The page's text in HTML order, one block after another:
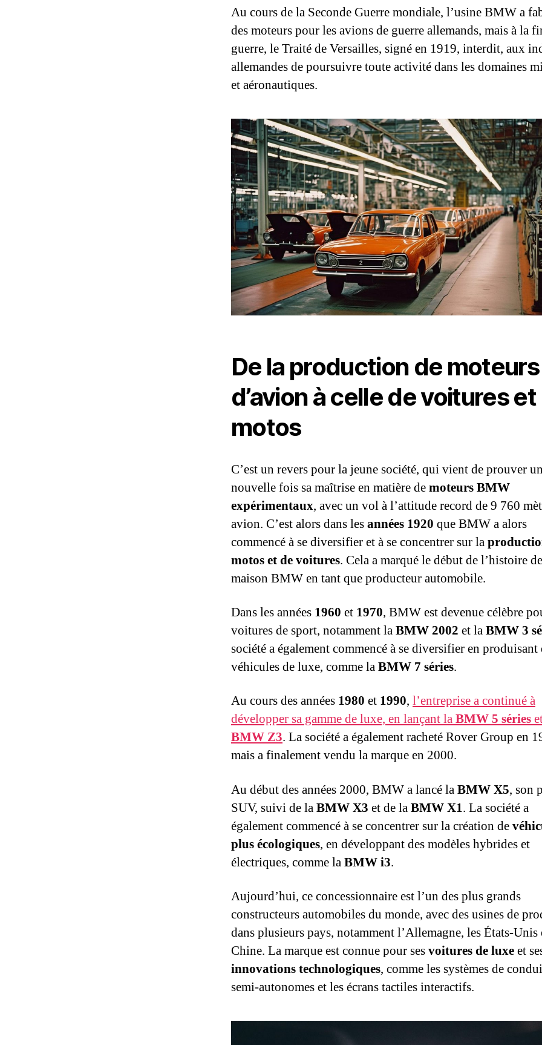
Au cours de la Seconde Guerre mondiale, l’usine BMW a
des moteurs pour les avions de guerre allemands, mais à la
guerre, le Traité de Versailles, signé en 1919, interdit, aux
allemandes de poursuivre toute activité dans les domaines
et aéronautiques.
De la production de moteurs
d’avion à celle de voitures et
motos
C’est un revers pour la jeune société, qui vient de prouver
nouvelle fois sa maîtrise en matière demoteurs BMW
expérimentaux, avec un vol à l’attitude record de 9 760
avion. C’est alors dans lesannées 1920 que BMW a alors
commencé à se diversifier et à se concentrer sur la
motos et de voitures. Cela a marqué le début de l’histoire
maison BMW en tant que producteur automobile.
Dans les années 1960 et 1970, BMW est devenue célèbre
voitures de sport, notamment laBMW 2002 et laBMW 3
société a également commencé à se diversifier en produisant
véhicules de luxe, comme laBMW 7 séries.
Au cours des années 1980 et 1990, l’entreprise a continué à
développer sa gamme de luxe, en lançant laBMW 5 séries
BMW Z3. La société a également racheté Rover Group en
mais a finalement vendu la marque en 2000.
Au début des années 2000, BMW a lancé laBMW X5, son
SUV, suivi de laBMW X3 et de laBMW X1. La société a
également commencé à se concentrer sur la création de
plus écologiques, en développant des modèles hybrides et
électriques, comme laBMW i3.
Aujourd’hui, ce concessionnaire est l’un des plus grands
constructeurs automobiles du monde, avec des usines de
dans plusieurs pays, notamment l’Allemagne, les États-Unis
Chine. La marque est connue pour sesvoitures de luxeet
innovations technologiques, comme les systèmes de
semi-autonomes et les écrans tactiles interactifs.